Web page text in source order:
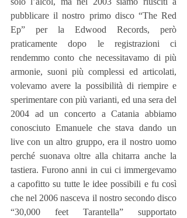
pubblicare il nostro primo disco “The Red
Ep” per la Edwood Records, però
praticamente dopo le registrazioni ci
rendemmo conto che necessitavamo di più
armonie, suoni più complessi ed articolati,
volevamo avere la possibilità di riempire e
sperimentare con più varianti, ed una sera del
2004 ad un concerto a Catania abbiamo
conosciuto Emanuele che stava dando un
live con un altro gruppo, era il nostro uomo
perché suonava oltre alla chitarra anche la
tastiera. Furono anni in cui ci immergevamo
a capofitto su tutte le idee possibili e fu così
che nel 2006 nasceva il nostro secondo disco
“30,000 feet Tarantella” supportato